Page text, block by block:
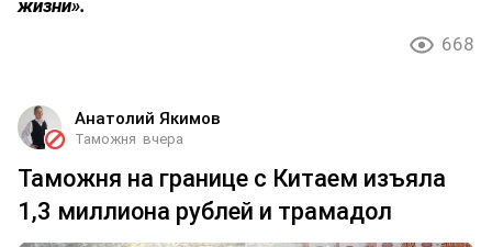
жизни».
668
Анатолий Якимов
Таможня вчера
Таможня на границе с Китаем изъяла
1,3 миллиона рублей и трамадол